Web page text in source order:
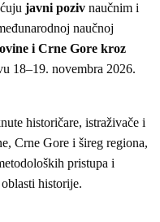
javni poziv naučnim i
naučnoj
i Crne Gore kroz
18–19. novembra 2026.
historičare, istraživače i
Crne Gore i šireg regiona,
pristupa i
historije.